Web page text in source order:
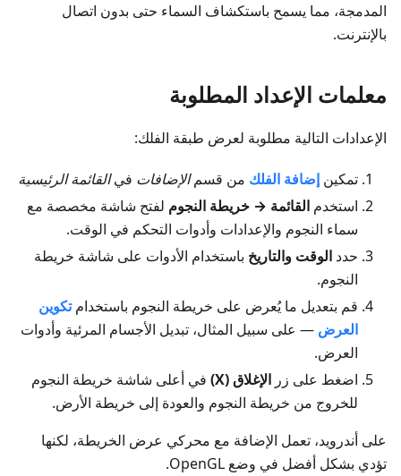
المدمجة، مما يسمح باستكشاف السماء حتى بدون اتصال
بالإنترنت.
معلمات الإعداد المطلوبة
الإعدادات التالية مطلوبة لعرض طبقة الفلك:
تمكين إضافة الفلك من قسمالإضافات فيالقائمة الرئيسية
استخدم القائمة → خريطة النجوم لفتح شاشة مخصصة مع
سماء النجوم والإعدادات وأدوات التحكم في الوقت.
حدد الوقت والتاريخ باستخدام الأدوات على شاشة خريطة
النجوم.
قم بتعديل ما يُعرض على خريطة النجوم باستخدامتكوين
العرض — على سبيل المثال، تبديل الأجسام المرئية وأدوات
العرض.
اضغط على زر الإغلاق (X)
في أعلى شاشة خريطة النجوم
للخروج من خريطة النجوم والعودة إلى خريطة الأرض.
على أندرويد، تعمل الإضافة مع محركي عرض الخريطة، لكنها
تؤدي بشكل أفضل في وضع OpenGL.